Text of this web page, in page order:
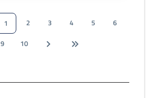
1 2 3 4 5
6
9 10